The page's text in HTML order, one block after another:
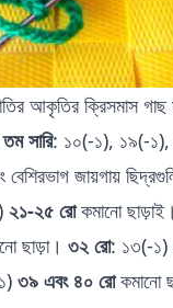
আকৃতির ক্রিসমাস
সারি: ১০(-১), ১৯(-১),
জায়গায়
২১-২৫ রোকমানো ছাড়াই।
ছাড়া। ৩২ রো: ১৩(-১)
৩৯ এবং ৪০ রোকমানো